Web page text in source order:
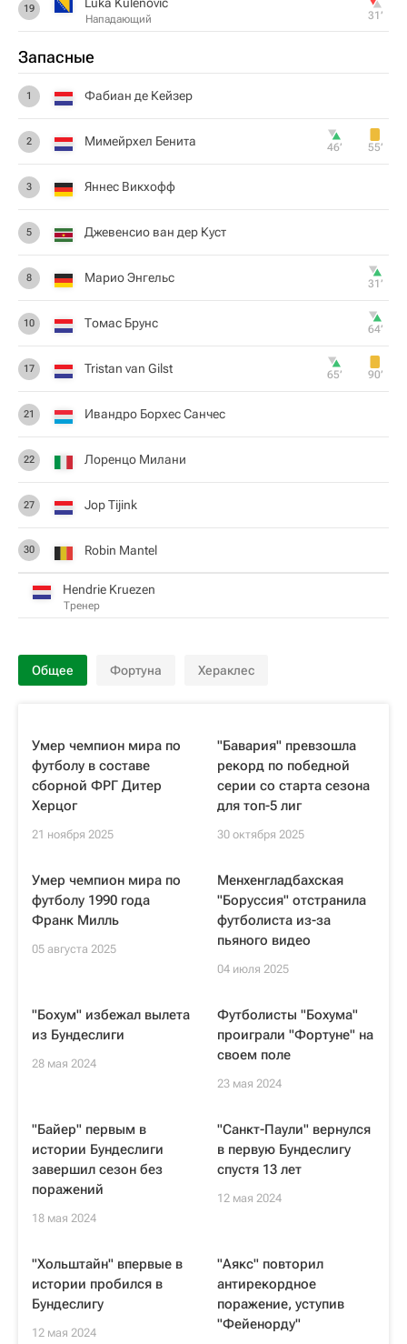
19
Нападающий 31‎’‎
Запасные
1 Фабиан де Кейзер
2 Мимейрхел Бенита 46‎’‎ 55‎’‎
3 Яннес Викхофф
5 Джевенсио ван дер Куст
8 Марио Энгельс 31‎’‎
10 Томас Брунс 64‎’‎
17 Tristan van Gilst 65‎’‎ 90‎’‎
21 Ивандро Борхес Санчес
22 Лоренцо Милани
27 Jop Tijink
30 Robin Mantel
Hendrie Kruezen
Тренер
Общее Фортуна Хераклес
Умер чемпион мира по
футболу в составе
сборной ФРГ Дитер
Херцог
21 ноября 2025
"Бавария" превзошла
рекорд по победной
серии со старта сезона
для топ-5 лиг
30 октября 2025
Умер чемпион мира по
футболу 1990 года
Франк Милль
05 августа 2025
Менхенгладбахская
"Боруссия" отстранила
футболиста из-за
пьяного видео
04 июля 2025
"Бохум" избежал вылета
из Бундеслиги
28 мая 2024
Футболисты "Бохума"
проиграли "Фортуне" на
своем поле
23 мая 2024
"Байер" первым в
истории Бундеслиги
завершил сезон без
поражений
18 мая 2024
"Санкт-Паули" вернулся
в первую Бундеслигу
спустя 13 лет
12 мая 2024
"Хольштайн" впервые в
истории пробился в
Бундеслигу
12 мая 2024
"Аякс" повторил
антирекордное
поражение, уступив
"Фейенорду"